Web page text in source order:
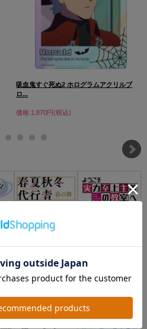
吸血鬼すぐ死ぬ2 ホログラムアクリルブ
ロ...
価格:1,870円(税込)